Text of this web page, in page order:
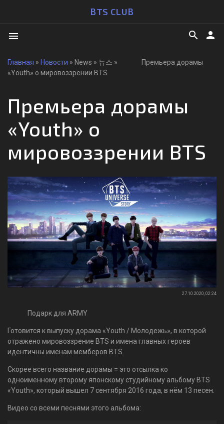
BTS CLUB
menu person
search
Главная » Новости » News » 뉴스 » Премьера дорамы
«Youth» о мировоззрении BTS
Премьера дорамы
«Youth» о
мировоззрении BTS
27.10.2020, 02:24
Подарк для ARMY
Готовится к выпуску дорама «Youth / Молодежь», в которой
отражено мировоззрение BTS и имена главных героев
идентичны именам мемберов BTS.
Скорее всего название дорамы = это отсылка ко
одноименному второму японскому студийному альбому BTS
«Youth», который вышел 7 сентября 2016 года, в нём 13 песен.
Видео со всеми песнями этого альбома: